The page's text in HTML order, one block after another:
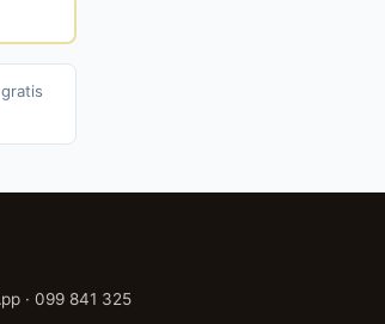
· 099 841 325